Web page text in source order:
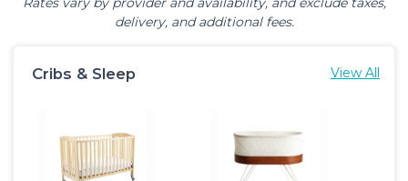
delivery, and additional fees.
Cribs & Sleep View All